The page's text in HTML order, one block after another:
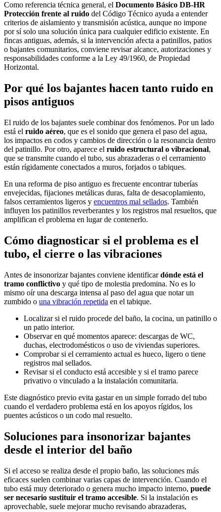
Como referencia técnica general, el Documento Básico DB-HR
Protección frente al ruido del Código Técnico ayuda a entender
criterios de aislamiento y transmisión acústica, aunque no impone
por sí solo una solución única para cualquier edificio existente. En
fincas antiguas, además, si la intervención afecta a patinillos, patios
o bajantes comunitarios, conviene revisar alcance, autorizaciones y
responsabilidades conforme a la Ley 49/1960, de Propiedad
Horizontal.
Por qué los bajantes hacen tanto ruido en
pisos antiguos
El ruido de los bajantes suele combinar dos fenómenos. Por un lado
está el ruido aéreo, que es el sonido que genera el paso del agua,
los impactos en codos y cambios de dirección o la resonancia dentro
del patinillo. Por otro, aparece el ruido estructural o vibracional,
que se transmite cuando el tubo, sus abrazaderas o el cerramiento
están rígidamente conectados a muros, forjados o tabiques.
En una reforma de piso antiguo es frecuente encontrar tuberías
envejecidas, fijaciones metálicas duras, falta de desacoplamiento,
falsos cerramientos ligeros y encuentros mal sellados. También
influyen los patinillos reverberantes y los registros mal resueltos, que
amplifican el problema en lugar de contenerlo.
Cómo diagnosticar si el problema es el
tubo, el cierre o las vibraciones
Antes de insonorizar bajantes conviene identificardónde está el
tramo conflictivo y qué tipo de molestia predomina. No es lo
mismo oír una descarga intensa al paso del agua que notar un
zumbido o una vibración repetida en el tabique.
Localizar si el ruido procede del baño, la cocina, un patinillo o
un patio interior.
Observar en qué momentos aparece: descargas de WC,
duchas, electrodomésticos o uso de viviendas superiores.
Comprobar si el cerramiento actual es hueco, ligero o tiene
registros mal sellados.
Revisar si el conducto está accesible y si el tramo parece
privativo o vinculado a la instalación comunitaria.
Este diagnóstico previo evita gastar en un simple forrado del tubo
cuando el verdadero problema está en los apoyos rígidos, los
puentes acústicos o un codo mal resuelto.
Soluciones para insonorizar bajantes
desde el interior del baño
Si el acceso se realiza desde el propio baño, las soluciones más
eficaces suelen combinar varias capas de intervención. Cuando el
tubo está muy deteriorado o genera mucho impacto interno, puede
ser necesario sustituir el tramo accesible. Si la instalación es
aprovechable, suele mejorar mucho revisando abrazaderas,